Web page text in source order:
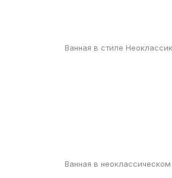
Ванная в стиле
Ванная в неоклассическом